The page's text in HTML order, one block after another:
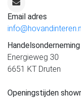
Email adres
Energieweg 30
6651 KT Druten
Openingstijden